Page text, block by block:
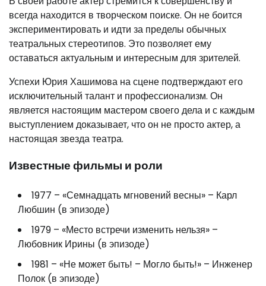
всегда находится в творческом поиске. Он не боится
экспериментировать и идти за пределы обычных
театральных стереотипов. Это позволяет ему
оставаться актуальным и интересным для зрителей.
Успехи Юрия Хашимова на сцене подтверждают его
исключительный талант и профессионализм. Он
является настоящим мастером своего дела и с каждым
выступлением доказывает, что он не просто актер, а
настоящая звезда театра.
Известные фильмы и роли
1977 – «Семнадцать мгновений весны» – Карл
Любшин (в эпизоде)
1979 – «Место встречи изменить нельзя» –
Любовник Ирины (в эпизоде)
1981 – «Не может быть! – Могло быть!» – Инженер
Полок (в эпизоде)